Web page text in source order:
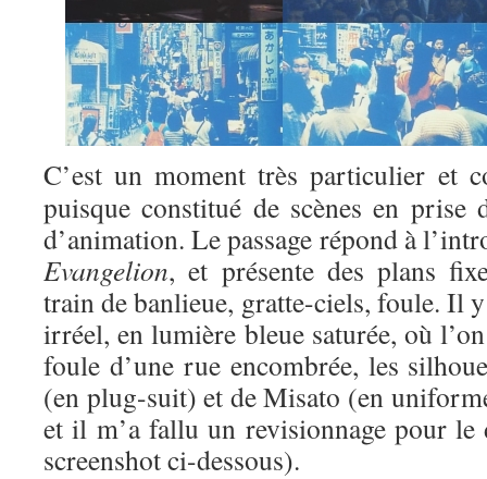
C’est un moment très particulier et
puisque constitué de scènes en prise
d’animation. Le passage répond à
Evangelion, et présente des plans
train de banlieue, gratte-ciels, foule. Il
irréel, en lumière bleue saturée, où
foule d’une rue encombrée, les
(en plug-suit) et de Misato (en
et il m’a fallu un revisionnage pour
screenshot ci-dessous).